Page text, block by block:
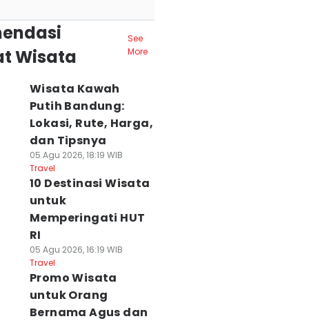
Wisata
See
More
Wisata Kawah
Putih Bandung:
Lokasi, Rute, Harga,
dan Tipsnya
05 Agu 2026, 18:19 WIB
Travel
10 Destinasi Wisata
untuk
Memperingati HUT
RI
05 Agu 2026, 16:19 WIB
Travel
Promo Wisata
untuk Orang
Bernama Agus dan